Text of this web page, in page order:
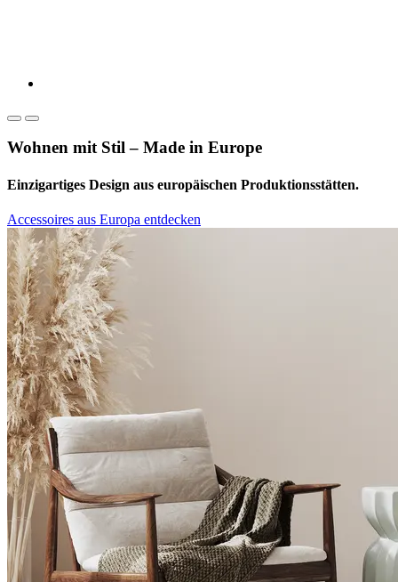
Wohnen mit Stil – Made in Europe
Einzigartiges Design aus europäischen Produktionsstätten.
Accessoires aus Europa entdecken